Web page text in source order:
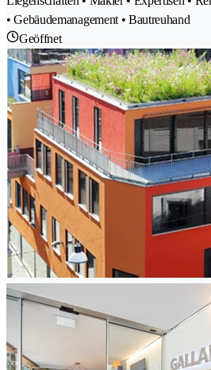
• Gebäudemanagement • Bautreuhand
Geöffnet